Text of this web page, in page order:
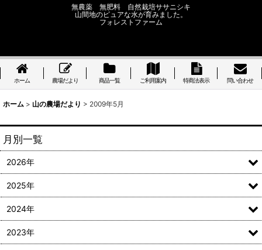
無農薬 無肥料 自然栽培ササニシキ
山間地のピュアな水が育みました。
フォレストファーム
ホーム 農場だより 商品一覧 ご利用案内 特商法表示 問い合わせ
ホーム > 山の農場だより > 2009年5月
月別一覧
2026年
2025年
2024年
2023年